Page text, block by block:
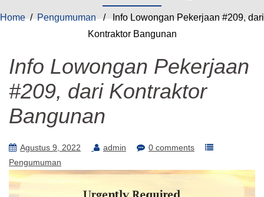
Home/Pengumuman/ Info Lowongan Pekerjaan #209, dari
Kontraktor Bangunan
Info Lowongan Pekerjaan
#209, dari Kontraktor
Bangunan
Agustus 9, 2022 admin
0 comments
Pengumuman